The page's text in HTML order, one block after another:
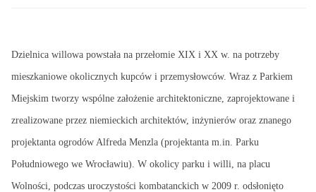
Dzielnica willowa powstała na przełomie XIX i XX w. na potrzeby
mieszkaniowe okolicznych kupców i przemysłowców. Wraz z Parkiem
Miejskim tworzy wspólne założenie architektoniczne, zaprojektowane i
zrealizowane przez niemieckich architektów, inżynierów oraz znanego
projektanta ogrodów Alfreda Menzla (projektanta m.in. Parku
Południowego we Wrocławiu). W okolicy parku i willi, na placu
Wolności, podczas uroczystości kombatanckich w 2009 r. odsłonięto